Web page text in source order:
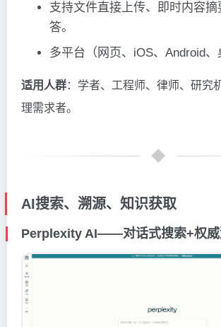
支持文件直接上传、即时内容
答。
多平台（网页、iOS、Android、
适用人群：学者、工程师、律师、研究
理需求者。
AI搜索、溯源、知识获取
Perplexity AI——对话式搜索+权威